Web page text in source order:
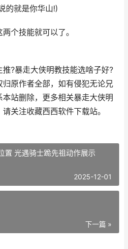
的就是你华山!)
个技能就可以了。
?暴走大侠明教技能选啥子好?
原作者全部，如有侵犯无论兄
站删除，更多相关暴走大侠明
关注收藏西西软件下载站。
置 光遇骑士跪先祖动作展示
2025-12-01
下一篇 »